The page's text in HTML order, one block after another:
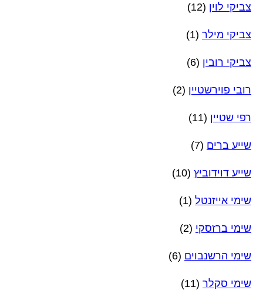
צביקי לוין (12)
צביקי מילר (1)
צביקי רובין (6)
רובי פוירשטיין (2)
רפי שטיין (11)
שייע ברים (7)
שייע דוידוביץ (10)
שימי אייזנטל (1)
שימי ברזסקי (2)
שימי הרשנבוים (6)
שימי סקלר (11)